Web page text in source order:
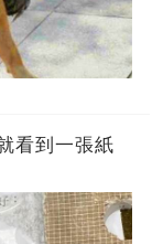
看到一張紙